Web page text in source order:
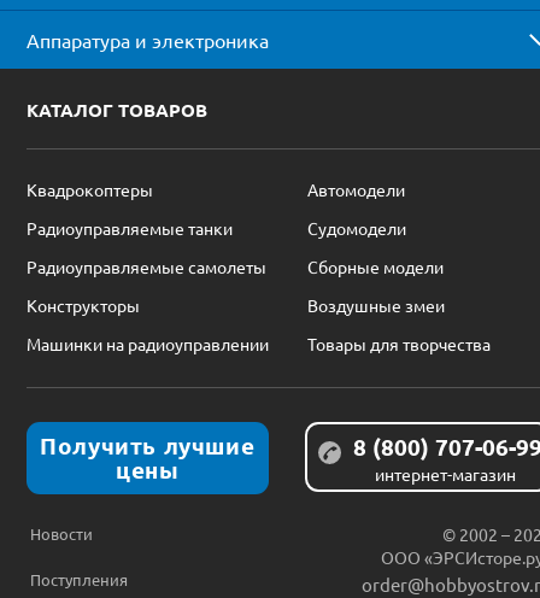
Аппаратура и электроника
КАТАЛОГ ТОВАРОВ
Квадрокоптеры
Автомодели
Радиоуправляемые танки
Судомодели
Радиоуправляемые самолеты
Сборные модели
Конструкторы
Воздушные змеи
Машинки на радиоуправлении
Товары для творчества
Получить лучшие
цены
8 (800) 707-06-
интернет-магазин
Новости
Поступления
© 2002 –
ООО